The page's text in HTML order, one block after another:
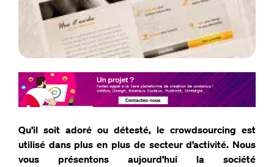
Qu’il soit adoré ou détesté, le crowdsourcing est
utilisé dans plus en plus de secteur d’activité. Nous
vous présentons aujourd’hui la société